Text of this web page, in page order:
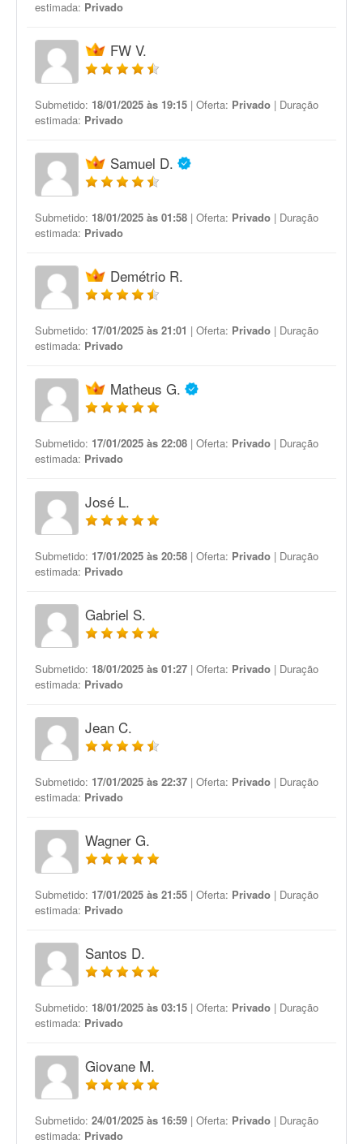
estimada: Privado
FW V.
Submetido: 18/01/2025 às 19:15 | Oferta: Privado | Duração
estimada: Privado
Samuel D.
Submetido: 18/01/2025 às 01:58 | Oferta: Privado | Duração
estimada: Privado
Demétrio R.
Submetido: 17/01/2025 às 21:01 | Oferta: Privado | Duração
estimada: Privado
Matheus G.
Submetido: 17/01/2025 às 22:08 | Oferta: Privado | Duração
estimada: Privado
José L.
Submetido: 17/01/2025 às 20:58 | Oferta: Privado | Duração
estimada: Privado
Gabriel S.
Submetido: 18/01/2025 às 01:27 | Oferta: Privado | Duração
estimada: Privado
Jean C.
Submetido: 17/01/2025 às 22:37 | Oferta: Privado | Duração
estimada: Privado
Wagner G.
Submetido: 17/01/2025 às 21:55 | Oferta: Privado | Duração
estimada: Privado
Santos D.
Submetido: 18/01/2025 às 03:15 | Oferta: Privado | Duração
estimada: Privado
Giovane M.
Submetido: 24/01/2025 às 16:59 | Oferta: Privado | Duração
estimada: Privado